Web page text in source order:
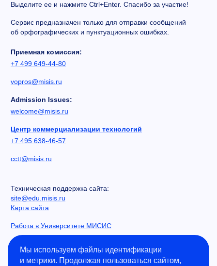
Выделите ее и нажмите Ctrl+Enter. Спасибо за участие!
Сервис предназначен только для отправки сообщений
об орфографических и пунктуационных ошибках.
Приемная комиссия:
+7 499 649-44-80
vopros@misis.ru
Admission Issues:
welcome@misis.ru
Центр коммерциализации технологий
+7 495 638-46-57
cctt@misis.ru
Техническая поддержка сайта:
site@edu.misis.ru
Карта сайта
Работа в Университете МИСИС
Сведения об образовательной организации
Информация о закупках
Мы используем файлы идентификации
и метрики. Продолжая пользоваться сайтом,